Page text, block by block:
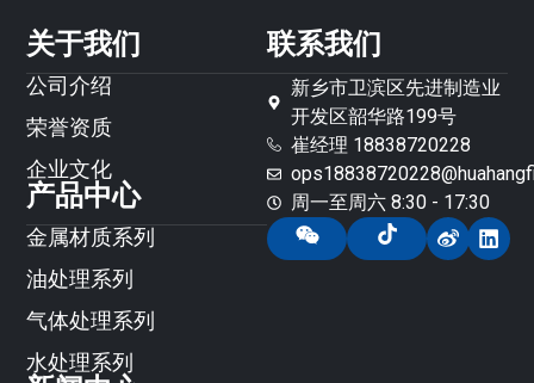
关于我们
公司介绍
荣誉资质
企业文化
产品中心
金属材质系列
油处理系列
气体处理系列
水处理系列
联系我们
新乡市卫滨区先进制造业
开发区韶华路199号
崔经理 18838720228
周一至周六 8:30 - 17:30